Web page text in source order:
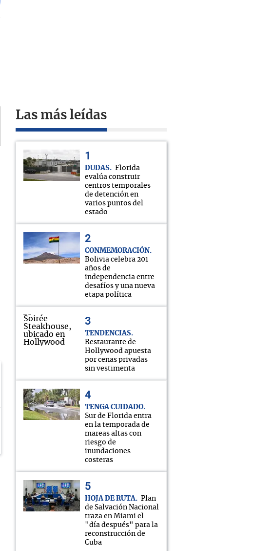
Las más leídas
DUDAS
Florida
evalúa construir
centros temporales
de detención en
varios puntos del
estado
CONMEMORACIÓN
Bolivia celebra 201
años de
independencia entre
desafíos y una nueva
etapa política
TENDENCIAS
Restaurante de
Hollywood apuesta
por cenas privadas
sin vestimenta
TENGA CUIDADO
Sur de Florida entra
en la temporada de
mareas altas con
riesgo de
inundaciones
costeras
HOJA DE RUTA
Plan
de Salvación Nacional
traza en Miami el
"día después" para la
reconstrucción de
Cuba